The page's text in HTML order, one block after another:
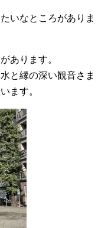
いなところがありま
あります。
と縁の深い観音さま
ます。